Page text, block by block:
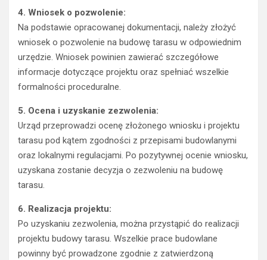
4. Wniosek o pozwolenie:
Na podstawie opracowanej dokumentacji, należy złożyć
wniosek o pozwolenie na budowę tarasu w odpowiednim
urzędzie. Wniosek powinien zawierać szczegółowe
informacje dotyczące projektu oraz spełniać wszelkie
formalności proceduralne.
5. Ocena i uzyskanie zezwolenia:
Urząd przeprowadzi ocenę złożonego wniosku i projektu
tarasu pod kątem zgodności z przepisami budowlanymi
oraz lokalnymi regulacjami. Po pozytywnej ocenie wniosku,
uzyskana zostanie decyzja o zezwoleniu na budowę
tarasu.
6. Realizacja projektu:
Po uzyskaniu zezwolenia, można przystąpić do realizacji
projektu budowy tarasu. Wszelkie prace budowlane
powinny być prowadzone zgodnie z zatwierdzoną